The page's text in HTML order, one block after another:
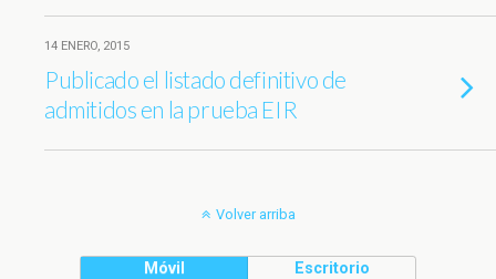
14 ENERO, 2015
Publicado el listado definitivo de
admitidos en la prueba EIR
Volver arriba
Móvil Escritorio